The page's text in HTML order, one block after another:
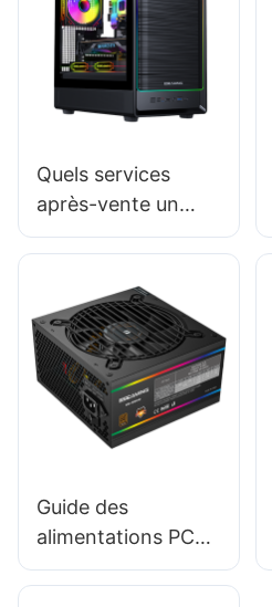
Quels services
après-vente un
fournisseur de
doit-il fournir ?
Guide des
alimentations PC
2025 : Choisir le